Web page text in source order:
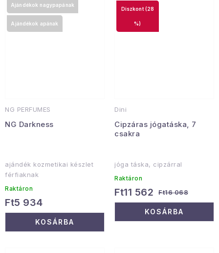
NG PERFUMES
NG Darkness
Ajándékok nagypapának
Ajándékok apának
ajándék kozmetikai készlet
férfiaknak
Raktáron
Ft5 934
KOSÁRBA
Dini
Cipzáras jógatáska, 7
csakra
(28
%)
jóga táska, cipzárral
Raktáron
Ft11 562 Ft16 068
KOSÁRBA